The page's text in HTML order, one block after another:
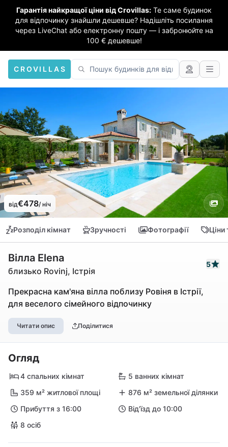
Гарантія найкращої ціни від Crovillas: Те саме будинок
для відпочинку знайшли дешевше? Надішліть посилання
через LiveChat або електронну пошту — і забронюйте на
100 € дешевше!
CROVILLAS
від€478/ ніч
Розподіл кімнат Зручності Фотографії Ціни
Вілла Elena
близько Rovinj, Істрія
5
Прекрасна кам'яна вілла поблизу Ровіня в Істрії,
для веселого сімейного відпочинку
Читати опис Поділитися
Огляд
4 спальних кімнат
5 ванних кімнат
359 м² житлової площі
876 м² земельної ділянки
Прибуття з 16:00
Від'їзд до 10:00
8 осіб